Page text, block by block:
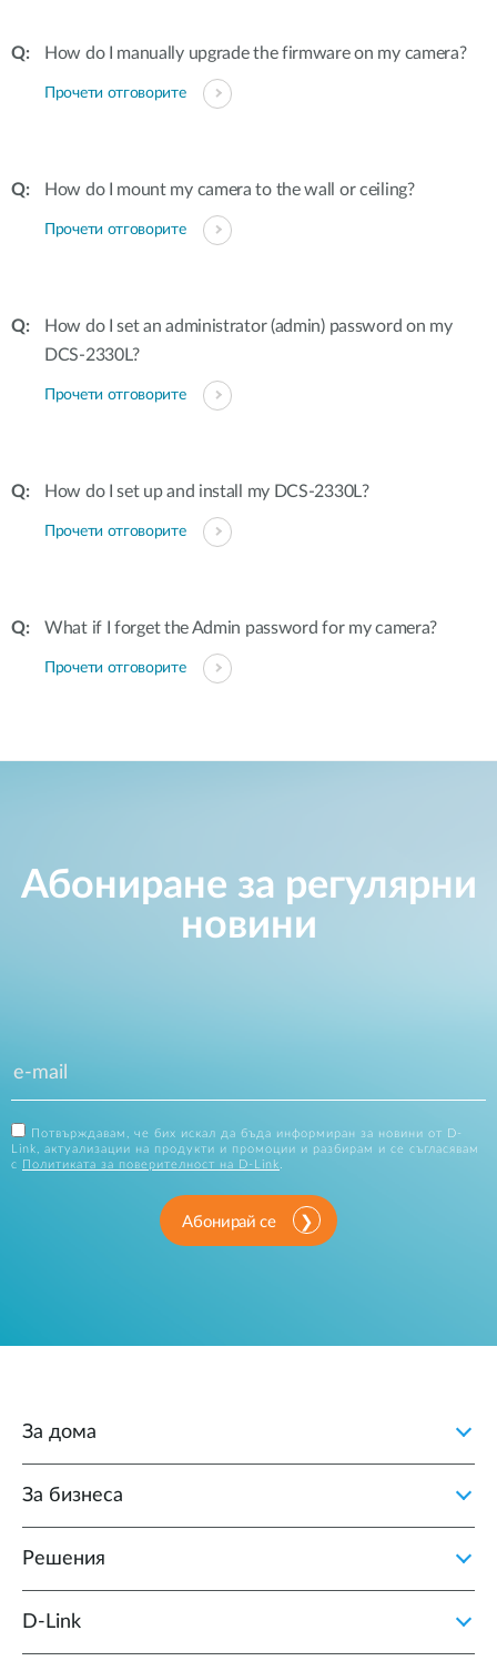
How do I manually upgrade the firmware on my camera?
Прочети отговорите
How do I mount my camera to the wall or ceiling?
Прочети отговорите
How do I set an administrator (admin) password on my
DCS-2330L?
Прочети отговорите
How do I set up and install my DCS-2330L?
Прочети отговорите
What if I forget the Admin password for my camera?
Прочети отговорите
Абониране за регулярни
новини
Потвърждавам, че бих искал да бъда информиран за новини от D-
Link, актуализации на продукти и промоции и разбирам и се съгласявам
с
Политиката за поверителност на D-Link
Абонирай се
За дома
За бизнеса
Решения
D‑Link